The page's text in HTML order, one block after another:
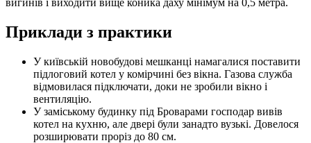
вигинів і виходити вище коника даху мінімум на 0,5 метра.
Приклади з практики
У київській новобудові мешканці намагалися поставити
підлоговий котел у комірчині без вікна. Газова служба
відмовилася підключати, доки не зробили вікно і
вентиляцію.
У заміському будинку під Броварами господар вивів
котел на кухню, але двері були занадто вузькі. Довелося
розширювати проріз до 80 см.